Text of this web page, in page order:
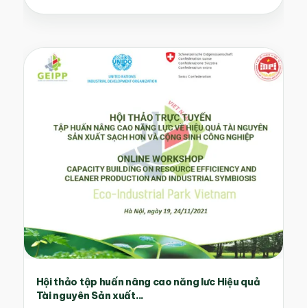
Hội thảo tập huấn nâng cao năng lưc Hiệu quả
Tài nguyên Sản xuất...